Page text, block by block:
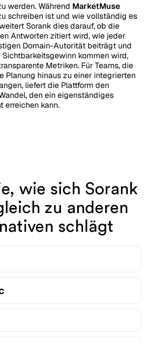
werden. Während MarketMuse
schreiben ist und wie vollständig es
Sorank dies darauf, ob die
Antworten zitiert wird, wie jeder
Domain-Autorität beiträgt und
kommen wird,
Metriken. Für Teams, die
Planung hinaus zu einer integrierten
liefert die Plattform den
den ein eigenständiges
erreichen kann.
wie sich Sorank
zu anderen
schlägt